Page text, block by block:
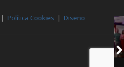
| Política Cookies | Diseño